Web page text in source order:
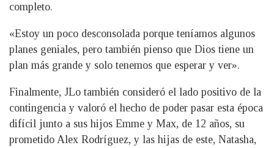
completo.
«Estoy un poco desconsolada porque teníamos algunos
planes geniales, pero también pienso que Dios tiene un
plan más grande y solo tenemos que esperar y ver».
Finalmente, JLo también consideró el lado positivo de la
contingencia y valoró el hecho de poder pasar esta época
difícil junto a sus hijos Emme y Max, de 12 años, su
prometido Alex Rodríguez, y las hijas de este, Natasha,